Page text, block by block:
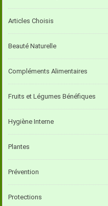
Articles Choisis
Beauté Naturelle
Compléments Alimentaires
Fruits et Légumes Bénéfiques
Hygiène Interne
Plantes
Prévention
Protections